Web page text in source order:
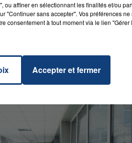
ou affiner en sélectionnant les finalités et/ou
"Continuer sans accepter". Vos préférences
consentement à tout moment via le lien
Accepter et fermer